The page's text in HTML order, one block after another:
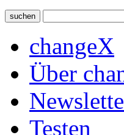
suchen
changeX
Über
Testen